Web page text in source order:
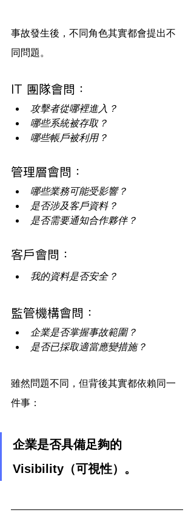
事故發生後，不同角色其實都會提出不
同問題。
IT 團隊會問：
攻擊者從哪裡進入？
哪些系統被存取？
哪些帳戶被利用？
管理層會問：
哪些業務可能受影響？
是否涉及客戶資料？
是否需要通知合作夥伴？
客戶會問：
我的資料是否安全？
監管機構會問：
企業是否掌握事故範圍？
是否已採取適當應變措施？
雖然問題不同，但背後其實都依賴同一
件事：
企業是否具備足夠的
Visibility（可視性）。